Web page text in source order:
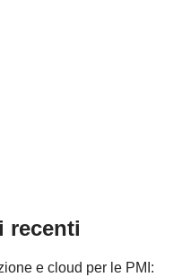
recenti
e cloud per le PMI: